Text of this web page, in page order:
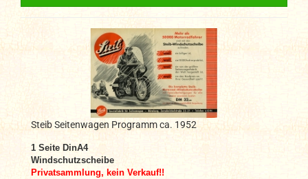
Steib Seitenwagen Programm ca. 1952
1 Seite DinA4
Windschutzscheibe
Privatsammlung, kein Verkauf!!